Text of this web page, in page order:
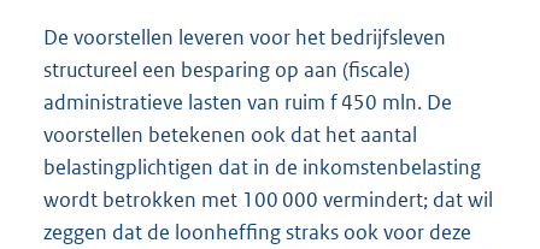
De voorstellen leveren voor het bedrijfsleven
structureel een besparing op aan (fiscale)
administratieve lasten van ruim f 450 mln. De
voorstellen betekenen ook dat het aantal
belastingplichtigen dat in de inkomstenbelasting
wordt betrokken met 100 000 vermindert; dat wil
zeggen dat de loonheffing straks ook voor deze